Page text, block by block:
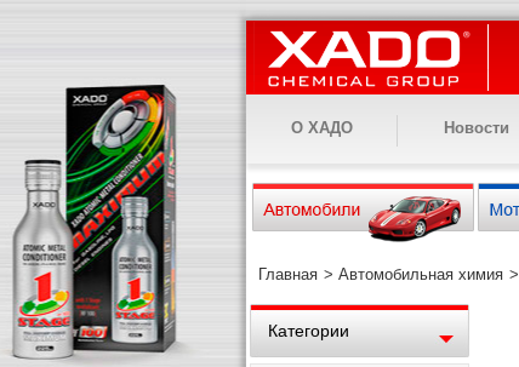
О ХАДО Новости
Главная > Автомобильная химия >
Категории